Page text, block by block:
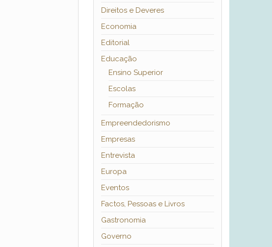
Direitos e Deveres
Economia
Editorial
Educação
Ensino Superior
Escolas
Formação
Empreendedorismo
Empresas
Entrevista
Europa
Eventos
Factos, Pessoas e Livros
Gastronomia
Governo